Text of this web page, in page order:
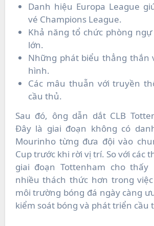
Danh hiệu Europa League
vé Champions League.
Khả năng tổ chức phòng
lớn.
Những phát biểu thẳng thắn
hình.
Các mâu thuẫn với truyền
cầu thủ.
Sau đó, ông dẫn dắt CLB
Đây là giai đoạn không có
Mourinho từng đưa đội vào
Cup trước khi rời vị trí. So với các
giai đoạn Tottenham cho thấy
nhiều thách thức hơn trong
môi trường bóng đá ngày càng
kiểm soát bóng và phát triển cầu